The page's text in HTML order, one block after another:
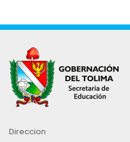
Direccion